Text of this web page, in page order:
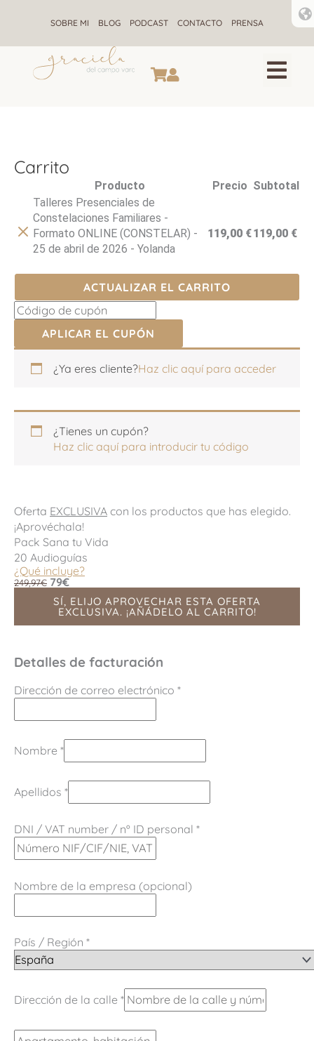
SOBRE MI BLOG PODCAST CONTACTO PRENSA
Carrito
artículo
Producto Precio Subtotal
Talleres Presenciales de
Constelaciones Familiares -
Formato ONLINE (CONSTELAR) -
25 de abril de 2026 - Yolanda
119,00 €119,00 €
ACTUALIZAR EL CARRITO
APLICAR EL CUPÓN
¿Ya eres cliente?Haz clic aquí para acceder
¿Tienes un cupón?
Haz clic aquí para introducir tu código
Oferta EXCLUSIVA con los productos que has elegido.
¡Aprovéchala!
Pack Sana tu Vida
20 Audioguías
¿Qué incluye?
249,97€ 79€
SÍ, ELIJO APROVECHAR ESTA OFERTA
EXCLUSIVA. ¡AÑÁDELO AL CARRITO!
Detalles de facturación
Dirección de correo electrónico *
Nombre *
Apellidos *
DNI / VAT number / nº ID personal *
Nombre de la empresa (opcional)
País / Región *
Dirección de la calle *
habitación,
habitación,